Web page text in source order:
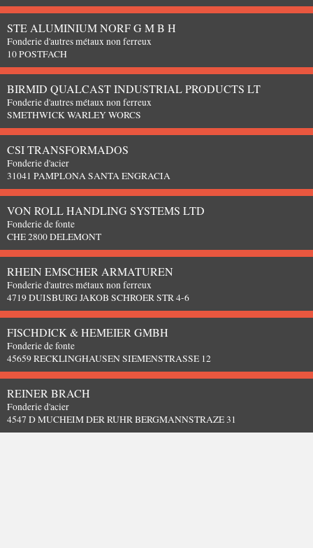
STE ALUMINIUM NORF G M B H
Fonderie d'autres métaux non ferreux
10 POSTFACH
BIRMID QUALCAST INDUSTRIAL PRODUCTS LT
Fonderie d'autres métaux non ferreux
SMETHWICK WARLEY WORCS
CSI TRANSFORMADOS
Fonderie d'acier
31041 PAMPLONA SANTA ENGRACIA
VON ROLL HANDLING SYSTEMS LTD
Fonderie de fonte
CHE 2800 DELEMONT
RHEIN EMSCHER ARMATUREN
Fonderie d'autres métaux non ferreux
4719 DUISBURG JAKOB SCHROER STR 4-6
FISCHDICK & HEMEIER GMBH
Fonderie de fonte
45659 RECKLINGHAUSEN SIEMENSTRASSE 12
REINER BRACH
Fonderie d'acier
4547 D MUCHEIM DER RUHR BERGMANNSTRAZE 31